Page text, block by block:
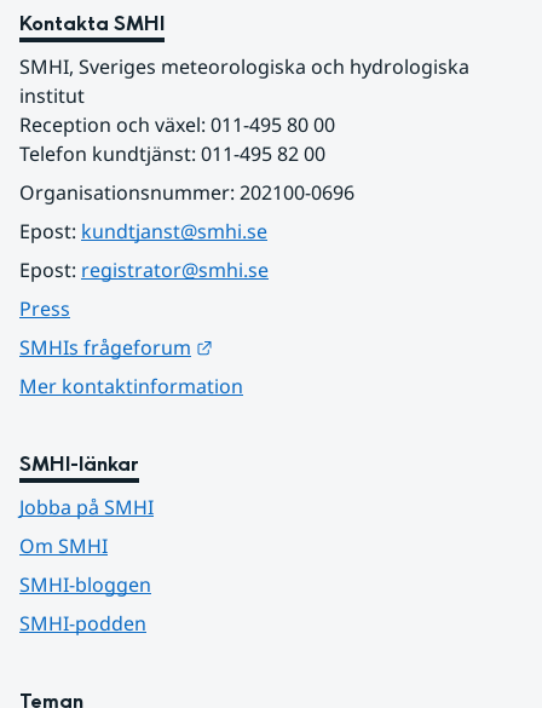
Kontakta SMHI
SMHI, Sveriges meteorologiska och hydrologiska
institut
Reception och växel: 011-495 80 00
Telefon kundtjänst: 011-495 82 00
Organisationsnummer: 202100-0696
Epost: kundtjanst@smhi.se
Epost: registrator@smhi.se
Press
SMHIs frågeforum
Mer kontaktinformation
SMHI-länkar
Jobba på SMHI
Om SMHI
SMHI-bloggen
SMHI-podden
Teman